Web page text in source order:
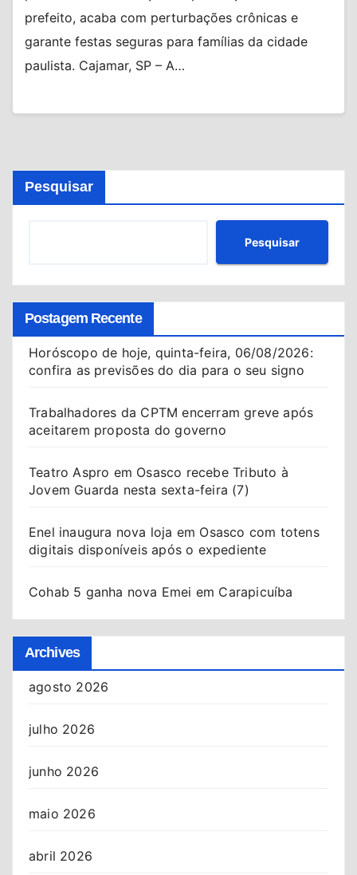
prefeito, acaba com perturbações crônicas e
garante festas seguras para famílias da cidade
paulista. Cajamar, SP – A…
Pesquisar
Pesquisar
Postagem Recente
Horóscopo de hoje, quinta-feira, 06/08/2026:
confira as previsões do dia para o seu signo
Trabalhadores da CPTM encerram greve após
aceitarem proposta do governo
Teatro Aspro em Osasco recebe Tributo à
Jovem Guarda nesta sexta-feira (7)
Enel inaugura nova loja em Osasco com totens
digitais disponíveis após o expediente
Cohab 5 ganha nova Emei em Carapicuíba
Archives
agosto 2026
julho 2026
junho 2026
maio 2026
abril 2026